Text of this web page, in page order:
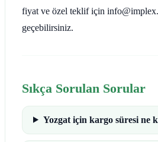
fiyat ve özel teklif için
geçebilirsiniz.
Sıkça Sorulan Sorular
Yozgat için kargo süresi ne